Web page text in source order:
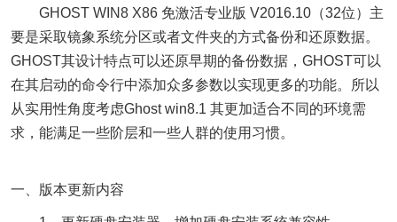
GHOST WIN8 X86 免激活专业版 V2016.10（32位）主
要是采取镜象系统分区或者文件夹的方式备份和还原数据。
GHOST其设计特点可以还原早期的备份数据，GHOST可以
在其启动的命令行中添加众多参数以实现更多的功能。所以
从实用性角度考虑Ghost win8.1 其更加适合不同的环境需
求，能满足一些阶层和一些人群的使用习惯。
一、版本更新内容